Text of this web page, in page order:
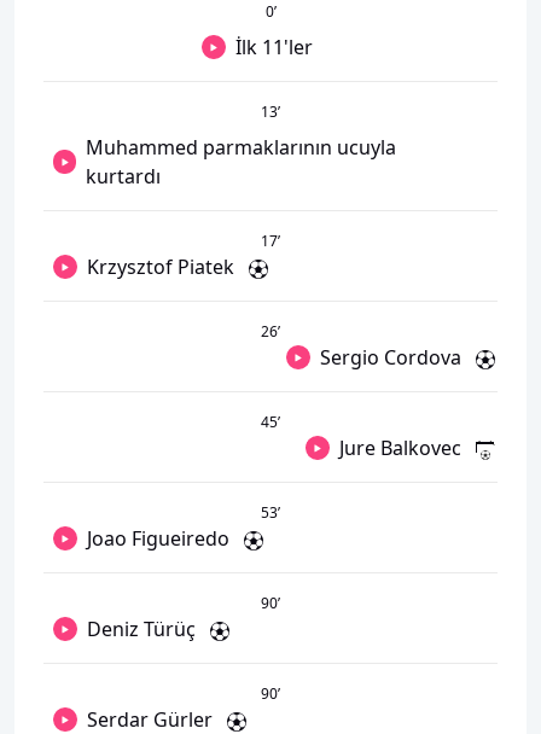
0’
İlk 11'ler
13’
Muhammed parmaklarının ucuyla
kurtardı
17’
Krzysztof Piatek
26’
Sergio Cordova
45’
Jure Balkovec
53’
Joao Figueiredo
90’
Deniz Türüç
90’
Serdar Gürler